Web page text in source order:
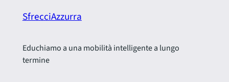
SfrecciAzzurra
Educhiamo a una mobilità intelligente a lungo
termine